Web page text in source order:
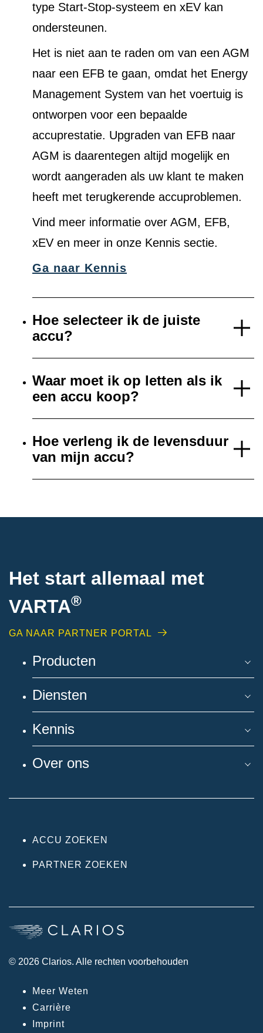
type Start-Stop-systeem en xEV kan
ondersteunen.
Het is niet aan te raden om van een AGM
naar een EFB te gaan, omdat het Energy
Management System van het voertuig is
ontworpen voor een bepaalde
accuprestatie. Upgraden van EFB naar
AGM is daarentegen altijd mogelijk en
wordt aangeraden als uw klant te maken
heeft met terugkerende accuproblemen.
Vind meer informatie over AGM, EFB,
xEV en meer in onze Kennis sectie.
Ga naar Kennis
Hoe selecteer ik de juiste
accu?
Waar moet ik op letten als ik
een accu koop?
Hoe verleng ik de levensduur
van mijn accu?
Het start allemaal met
VARTA®
GA NAAR PARTNER PORTAL
Producten
Diensten
Kennis
Over ons
ACCU ZOEKEN
PARTNER ZOEKEN
© 2026 Clarios. Alle rechten voorbehouden
Meer Weten
Carrière
Imprint